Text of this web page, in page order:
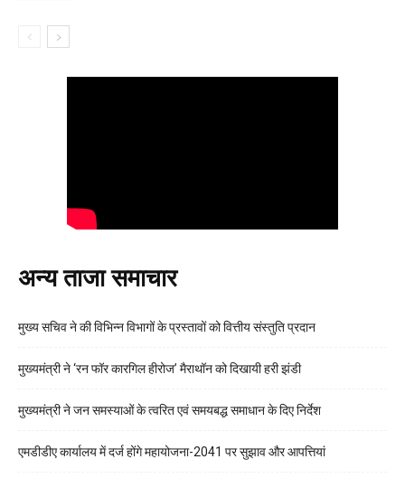
अन्य ताजा समाचार
मुख्य सचिव ने की विभिन्न विभागों के प्रस्तावों को वित्तीय संस्तुति प्रदान
मुख्यमंत्री ने ‘रन फॉर कारगिल हीरोज’ मैराथॉन को दिखायी हरी झंडी
मुख्यमंत्री ने जन समस्याओं के त्वरित एवं समयबद्ध समाधान के दिए निर्देश
एमडीडीए कार्यालय में दर्ज होंगे महायोजना-2041 पर सुझाव और आपत्तियां